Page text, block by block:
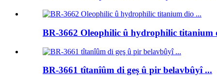
BR-3662 Oleophilic û hydrophilic titanium
BR-3661 tîtanîûm di geş û pir belavbûyî ...